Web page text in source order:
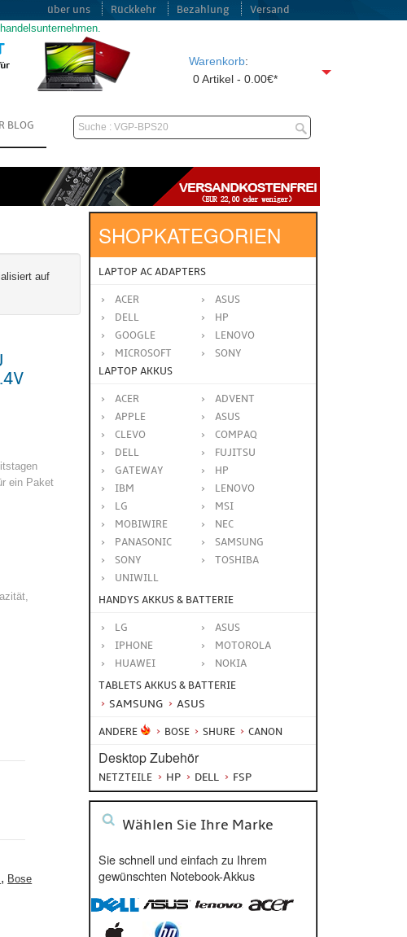
über uns Rückkehr Bezahlung Versand
Warenkorb:
0 Artikel - 0.00€*
BLOG
auf
ein Paket
, Bose
SHOPKATEGORIEN
LAPTOP AC ADAPTERS
ACER
ASUS
DELL
HP
GOOGLE
LENOVO
MICROSOFT
SONY
LAPTOP AKKUS
ACER
ADVENT
APPLE
ASUS
CLEVO
COMPAQ
DELL
FUJITSU
GATEWAY
HP
IBM
LENOVO
LG
MSI
MOBIWIRE
NEC
PANASONIC
SAMSUNG
SONY
TOSHIBA
UNIWILL
HANDYS AKKUS & BATTERIE
LG
ASUS
IPHONE
MOTOROLA
HUAWEI
NOKIA
TABLETS AKKUS & BATTERIE
SAMSUNG ASUS
ANDERE BOSE SHURE CANON
Desktop Zubehör
NETZTEILE HP DELL FSP
Wählen Sie Ihre Marke
Sie schnell und einfach zu Ihrem
gewünschten Notebook-Akkus